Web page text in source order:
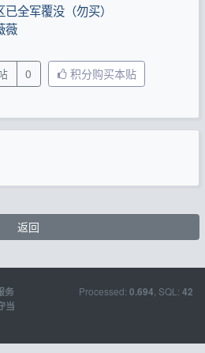
全军覆没（勿买）
薇
0 积分购买本贴
返回
务
当
Processed: 0.694, SQL: 42